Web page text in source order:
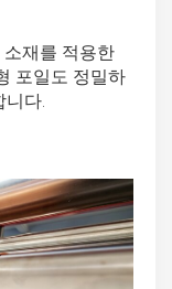
재를 적용한
포일도 정밀하
니다.